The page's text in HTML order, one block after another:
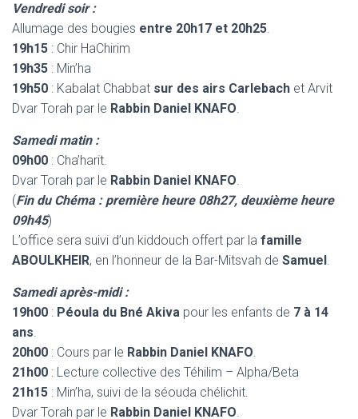
Vendredi soir :
Allumage des bougies entre 20h17 et 20h25.
19h15 : Chir HaChirim
19h35 : Min’ha
19h50 : Kabalat Chabbat sur des airs Carlebach et Arvit
Dvar Torah par le Rabbin Daniel KNAFO.
Samedi matin :
09h00 : Cha’harit.
Dvar Torah par le Rabbin Daniel KNAFO.
(Fin du Chéma : première heure 08h27, deuxième heure
09h45)
L’office sera suivi d’un kiddouch offert par la famille
ABOULKHEIR, en l’honneur de la Bar-Mitsvah de Samuel.
Samedi après-midi :
19h00 : Péoula du Bné Akiva pour les enfants de 7 à 14
ans.
20h00 : Cours par le Rabbin Daniel KNAFO.
21h00 : Lecture collective des Téhilim – Alpha/Beta
21h15 : Min’ha, suivi de la séouda chélichit.
Dvar Torah par le Rabbin Daniel KNAFO.